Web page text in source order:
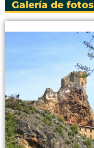
Galería de fotos